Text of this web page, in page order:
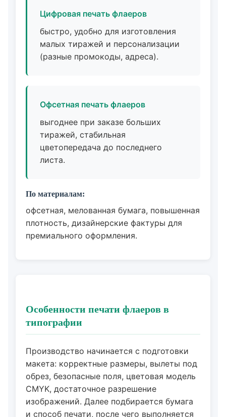
Цифровая печать флаеров
быстро, удобно для изготовления
малых тиражей и персонализации
(разные промокоды, адреса).
Офсетная печать флаеров
выгоднее при заказе больших
тиражей, стабильная
цветопередача до последнего
листа.
По материалам:
офсетная, мелованная бумага, повышенная
плотность, дизайнерские фактуры для
премиального оформления.
Особенности печати флаеров в
типографии
Производство начинается с подготовки
макета: корректные размеры, вылеты под
обрез, безопасные поля, цветовая модель
CMYK, достаточное разрешение
изображений. Далее подбирается бумага
и способ печати, после чего выполняется